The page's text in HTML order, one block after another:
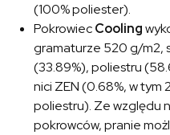
(100% poliester).
PokrowiecCooling
gramaturze 520 g/m2,
(33.89%), poliestru
nici ZEN (0.68%, w tym
poliestru). Ze względu
pokrowców, pranie